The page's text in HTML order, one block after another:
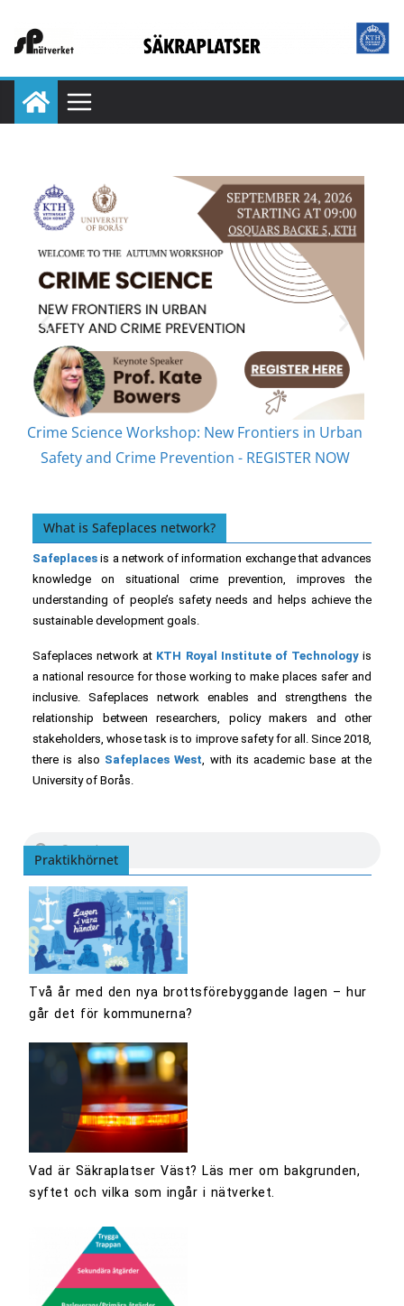
in Urban
NOW
Submit your contribution for the Safeplaces Prize
in Memory of Ida Johansson 2026
What is Safeplaces network?
Safeplaces is a network of information exchange that advances
knowledge on situational crime prevention, improves the
understanding of people’s safety needs and helps achieve the
sustainable development goals.
Safeplaces network at KTH Royal Institute of Technologyis
a national resource for those working to make places safer and
inclusive. Safeplaces network enables and strengthens the
relationship between researchers, policy makers and other
stakeholders, whose task is to improve safety for all. Since 2018,
there is also Safeplaces West , with its academic base at the
University of Borås.
Praktikhörnet
Två år med den nya brottsförebyggande lagen – hur
går det för kommunerna?
Vad är Säkraplatser Väst? Läs mer om bakgrunden,
syftet och vilka som ingår i nätverket.